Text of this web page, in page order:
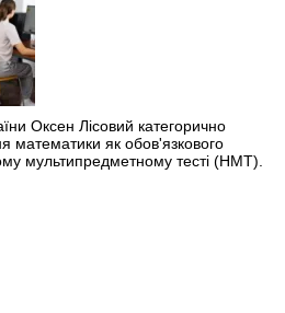
Оксен Лісовий категорично
математики як обов'язкового
мультипредметному тесті (НМТ).